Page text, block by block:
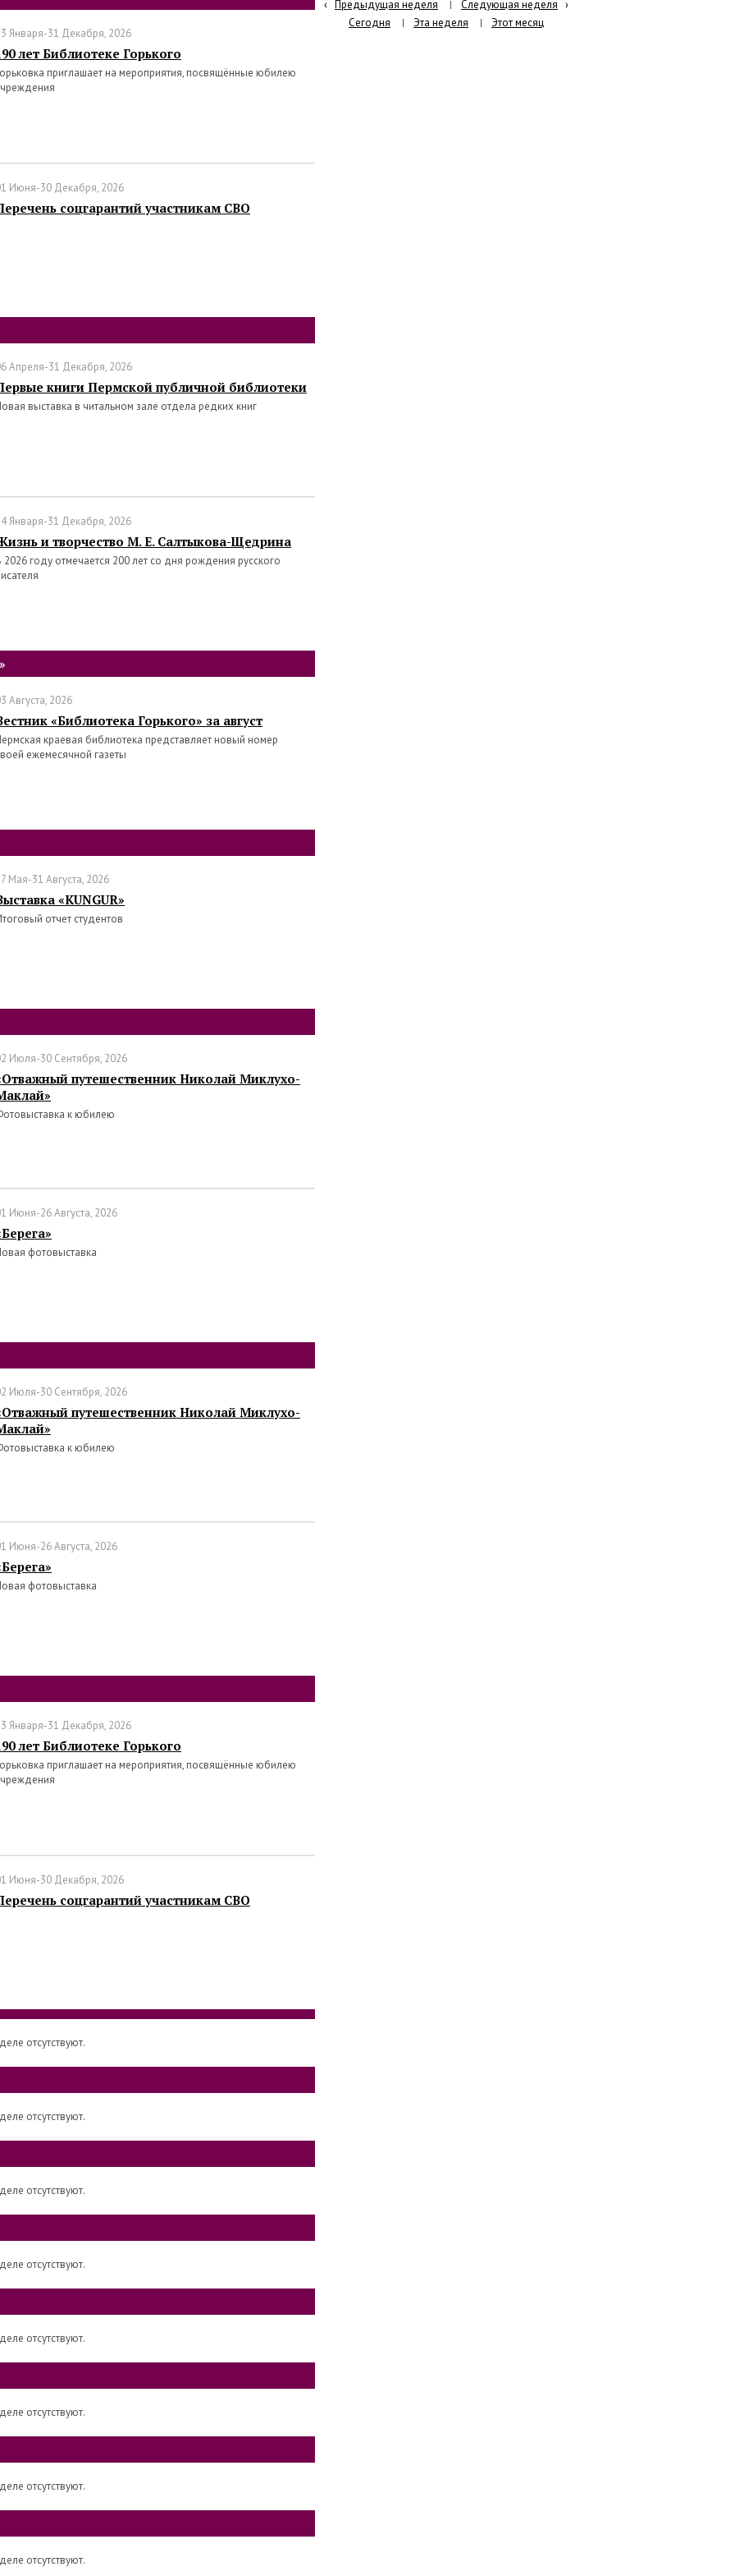
Января-31 Декабря, 2026
лет Библиотеке Горького
приглашает на мероприятия, посвящённые юбилею
Июня-30 Декабря, 2026
соцгарантий участникам СВО
Апреля-31 Декабря, 2026
книги Пермской публичной библиотеки
выставка в читальном зале отдела редких книг
Января-31 Декабря, 2026
и творчество М. Е. Салтыкова-Щедрина
2026 году отмечается 200 лет со дня рождения русского
Августа, 2026
«Библиотека Горького» за август
краевая библиотека представляет новый номер
ежемесячной газеты
Мая-31 Августа, 2026
«KUNGUR»
отчет студентов
Июля-30 Сентября, 2026
путешественник Николай Миклухо-
к юбилею
Июня-26 Августа, 2026
фотовыставка
Июля-30 Сентября, 2026
путешественник Николай Миклухо-
к юбилею
Июня-26 Августа, 2026
фотовыставка
Января-31 Декабря, 2026
лет Библиотеке Горького
приглашает на мероприятия, посвящённые юбилею
Июня-30 Декабря, 2026
соцгарантий участникам СВО
отсутствуют.
отсутствуют.
отсутствуют.
отсутствуют.
отсутствуют.
отсутствуют.
отсутствуют.
отсутствуют.
‹ Предыдущая неделя Следующая неделя ›
Сегодня
Эта неделя Этот месяц